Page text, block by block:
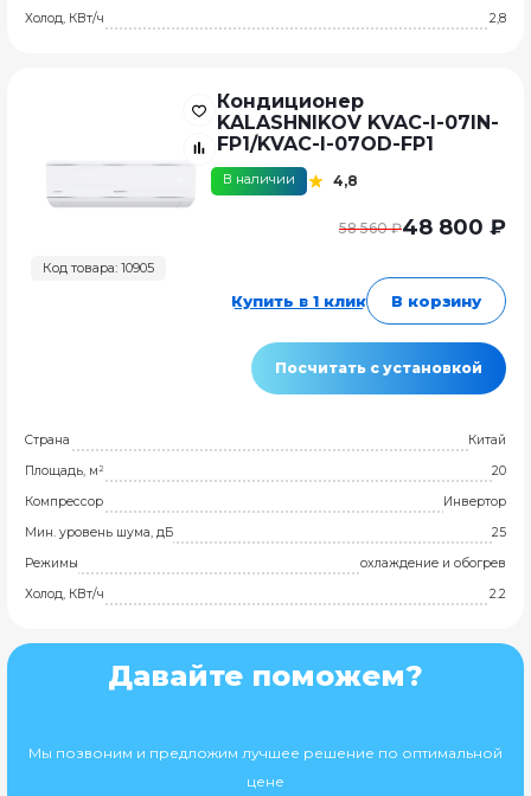
Холод, КВт/ч 2,8
Код товара: 10905
Кондиционер
KALASHNIKOV KVAC-I-07IN-
FP1/KVAC-I-07OD-FP1
В наличии 4,8
58 560 ₽48 800 ₽
Купить в 1 клик В корзину
Посчитать с установкой
Страна
Китай
Площадь, м²
20
Компрессор
Инвертор
Мин. уровень шума, дБ
25
Режимы
охлаждение и обогрев
Холод, КВт/ч
2.2
Давайте поможем?
Мы позвоним и предложим лучшее решение по оптимальной
цене